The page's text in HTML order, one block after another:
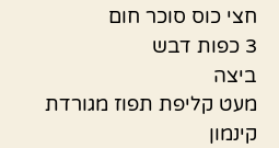
חצי כוס סוכר חום
3 כפות דבש
ביצה
מעט קליפת תפוז מגורדת
קינמון